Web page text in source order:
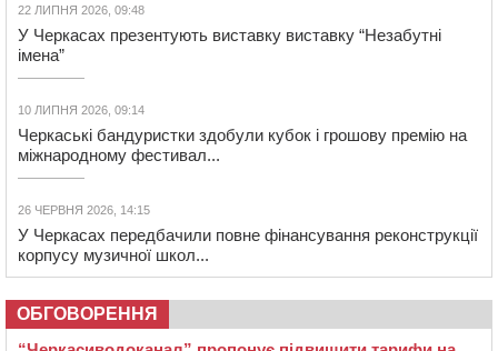
22 ЛИПНЯ 2026, 09:48
У Черкасах презентують виставку виставку “Незабутні
імена”
10 ЛИПНЯ 2026, 09:14
Черкаські бандуристки здобули кубок і грошову премію на
міжнародному фестивал...
26 ЧЕРВНЯ 2026, 14:15
У Черкасах передбачили повне фінансування реконструкції
корпусу музичної школ...
ОБГОВОРЕННЯ